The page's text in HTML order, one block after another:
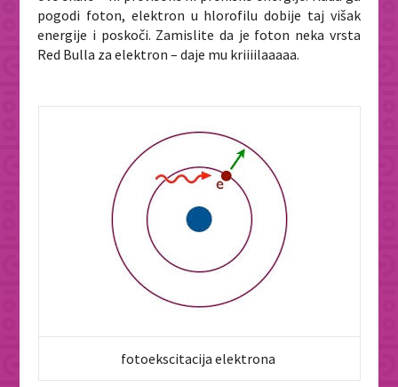
pogodi foton, elektron u hlorofilu dobije taj višak
energije i poskoči. Zamislite da je foton neka vrsta
Red Bulla za elektron – daje mu kriiiilaaaaa.
fotoekscitacija elektrona